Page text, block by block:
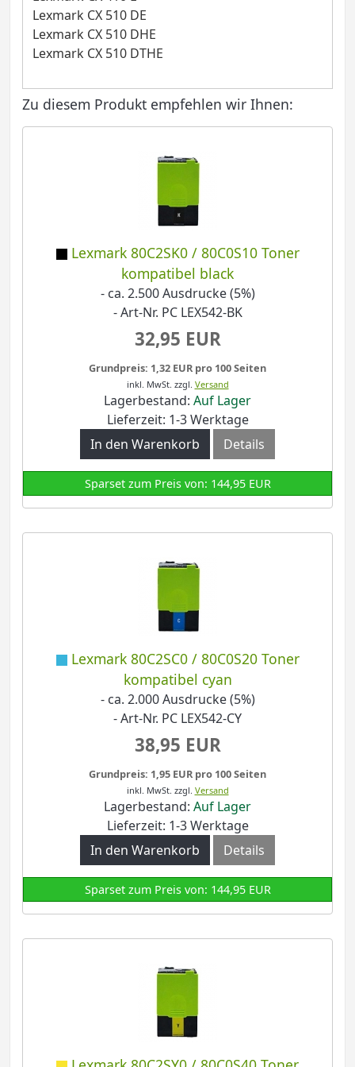
Lexmark CX 510 DE
Lexmark CX 510 DHE
Lexmark CX 510 DTHE
Zu diesem Produkt empfehlen wir Ihnen:
Lexmark 80C2SK0 / 80C0S10 Toner
kompatibel black
- ca. 2.500 Ausdrucke (5%)
- Art-Nr. PC LEX542-BK
32,95 EUR
Grundpreis: 1,32 EUR pro 100 Seiten
inkl. MwSt. zzgl. Versand
Lagerbestand: Auf Lager
Lieferzeit: 1-3 Werktage
In den Warenkorb
Details
Sparset zum Preis von: 144,95 EUR
Lexmark 80C2SC0 / 80C0S20 Toner
kompatibel cyan
- ca. 2.000 Ausdrucke (5%)
- Art-Nr. PC LEX542-CY
38,95 EUR
Grundpreis: 1,95 EUR pro 100 Seiten
inkl. MwSt. zzgl. Versand
Lagerbestand: Auf Lager
Lieferzeit: 1-3 Werktage
In den Warenkorb
Details
Sparset zum Preis von: 144,95 EUR